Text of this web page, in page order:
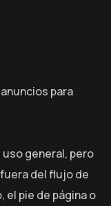
para
uso general, pero
del flujo de
el pie de página o